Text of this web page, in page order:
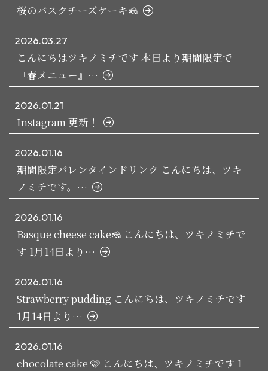
桜のバスクチーズケーキ🧀
2026.03.27
こんにちはツキノミチです️ 本日より期間限定で
『春メニュー』…
2026.01.21
Instagram 更新！
2026.01.16
️期間限定バレンタインドリンク️ こんにちは、ツキ
ノミチです。…
2026.01.16
Basque cheese cake🧀 こんにちは、ツキノミチで
す️ 1月14日より…
2026.01.16
Strawberry pudding こんにちは、ツキノミチです️
1月14日より…
2026.01.16
chocolate cake 🩷 こんにちは、ツキノミチです️ 1